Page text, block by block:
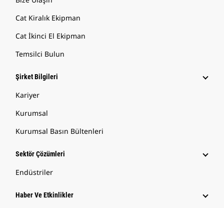
Cat Kiralık Ekipman
Cat İkinci El Ekipman
Temsilci Bulun
Şirket Bilgileri
Kariyer
Kurumsal
Kurumsal Basın Bültenleri
Sektör Çözümleri
Endüstriler
Haber Ve Etkinlikler